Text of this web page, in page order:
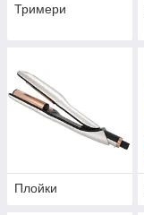
Тримери
Плойки